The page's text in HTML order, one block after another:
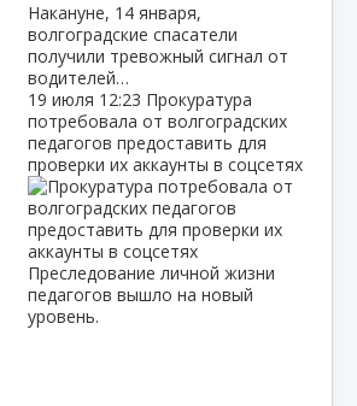
Накануне, 14 января,
волгоградские спасатели
получили тревожный сигнал от
водителей…
19 июля 12:23 Прокуратура
потребовала от волгоградских
педагогов предоставить для
проверки их аккаунты в соцсетях
Преследование личной жизни
педагогов вышло на новый
уровень.